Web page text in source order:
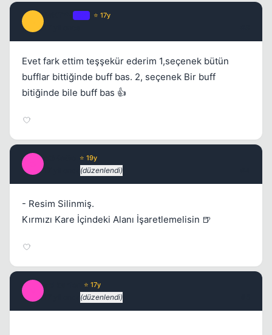
⭐ 17y
Evet fark ettim teşşekür ederim 1,seçenek bütün
bufflar bittiğinde buff bas. 2, seçenek Bir buff
bitiğinde bile buff bas 👍
⭐ 19y
(düzenlendi)
- Resim Silinmiş.
Kırmızı Kare İçindeki Alanı İşaretlemelisin 🍺
⭐ 17y
(düzenlendi)